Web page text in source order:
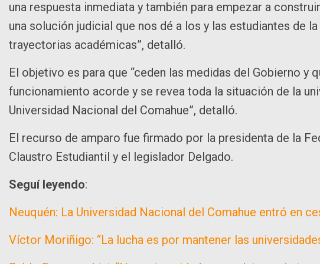
una respuesta inmediata y también para empezar a
una solución judicial que nos dé a los y las estudiantes de
trayectorias académicas”, detalló.
El objetivo es para que “ceden las medidas del Gobierno y
funcionamiento acorde y se revea toda la situación de la
Universidad Nacional del Comahue”, detalló.
El recurso de amparo fue firmado por la presidenta de la
Claustro Estudiantil y el legislador Delgado.
Seguí leyendo:
Neuquén: La Universidad Nacional del Comahue entró en
Víctor Moriñigo: “La lucha es por mantener las